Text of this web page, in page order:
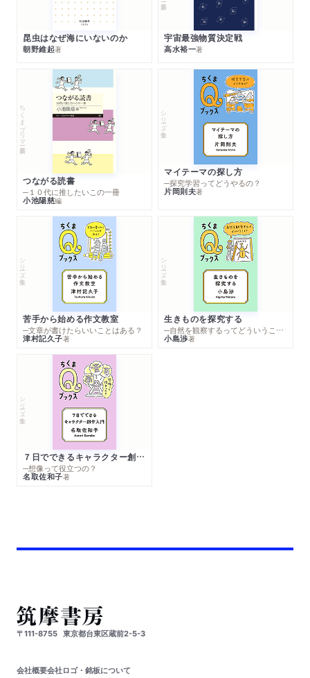
昆虫はなぜ海にいないのか
朝野維起著
宇宙最強物質決定戦
高水裕一著
ちくまプリマー新書
つながる読書
─１０代に推したいこの一冊
小池陽慈編
シリーズ・全集
マイテーマの探し方
─探究学習ってどうやるの？
片岡則夫著
シリーズ・全集
苦手から始める作文教室
─文章が書けたらいいことはある？
津村記久子著
シリーズ・全集
生きものを探究する
─自然を観察するってどういうこと？
小島渉著
シリーズ・全集
７日でできるキャラクター創作入門
─想像って役立つの？
名取佐和子著
〒111-8755 東京都台東区蔵前2-5-3
会社概要会社ロゴ・銘板について